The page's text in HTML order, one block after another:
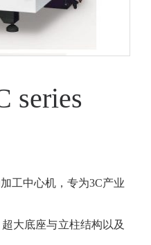
series
工中心机，专为3C产业
大底座与立柱结构以及